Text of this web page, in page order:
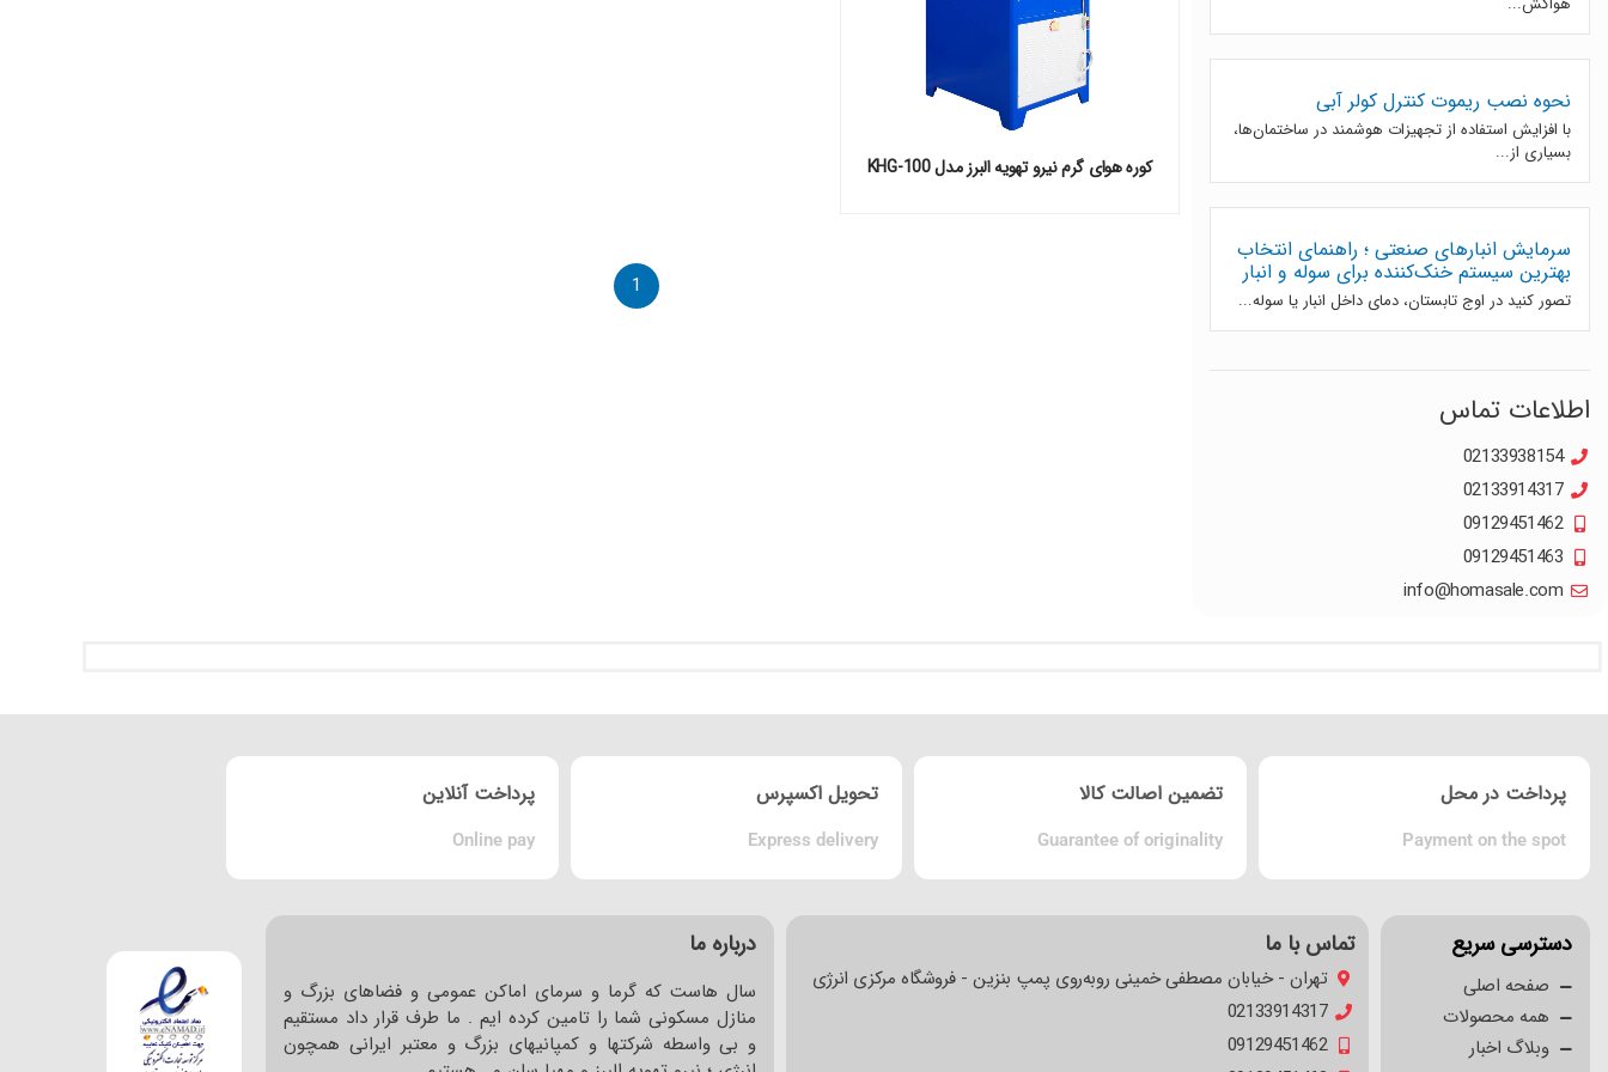
نحوه نصب ریموت کنترل کولر آبی
با افزایش استفاده از تجهیزات هوشمند در ساختمان‌ها،
بسیاری از...
سرمایش انبارهای صنعتی ؛ راهنمای انتخاب
بهترین سیستم خنک‌کننده برای سوله و انبار
تصور کنید در اوج تابستان، دمای داخل انبار یا سوله...
اطلاعات تماس
02133938154
02133914317
09129451462
09129451463
info@homasale.com
کوره هوای گرم نیرو تهویه البرز مدل KHG-100
1
پرداخت در محل
Payment on the spot
تضمین اصالت کالا
Guarantee of originality
تحویل اکسپرس
Express delivery
پرداخت آنلاین
Online pay
دسترسی سریع
صفحه اصلی
همه محصولات
وبلاگ اخبار
تماس با ما
تهران - خیابان مصطفی خمینی روبه‌روی پمپ بنزین - فروشگاه مرکزی انرژی
02133914317
09129451462
درباره ما
سال هاست که گرما و سرمای اماکن عمومی و فضاهای بزرگ و
منازل مسکونی شما را تامین کرده ایم . ما طرف قرار داد مستقیم
و بی واسطه شرکتها و کمپانیهای بزرگ و معتبر ایرانی همچون